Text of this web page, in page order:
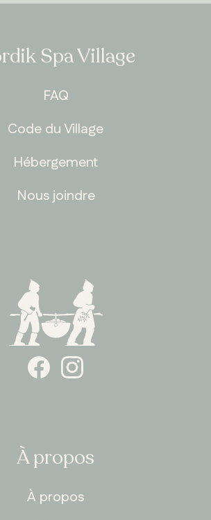
ONTARIO
Whitby
Spa Village
FAQ
Code du Village
Hébergement
Nous joindre
À propos
À propos